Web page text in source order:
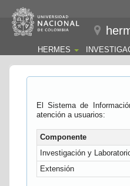
HERMES
El Sistema de
atención a usuarios:
Componente
Investigación y
Extensión